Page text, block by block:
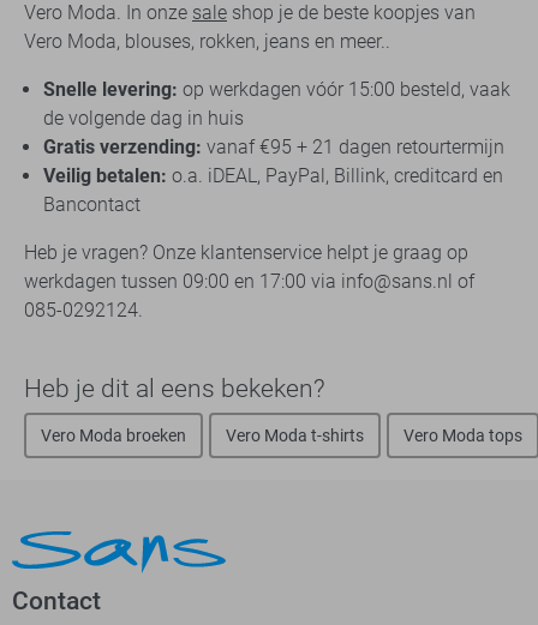
Vero Moda. In onze sale shop je de beste koopjes van
Vero Moda, blouses, rokken, jeans en meer..
Snelle levering: op werkdagen vóór 15:00 besteld, vaak
de volgende dag in huis
Gratis verzending: vanaf €95 + 21 dagen retourtermijn
Veilig betalen: o.a. iDEAL, PayPal, Billink, creditcard en
Bancontact
Heb je vragen? Onze klantenservice helpt je graag op
werkdagen tussen 09:00 en 17:00 via info@sans.nl of
085-0292124.
Heb je dit al eens bekeken?
Vero Moda broeken Vero Moda t-shirts Vero Moda tops
Contact